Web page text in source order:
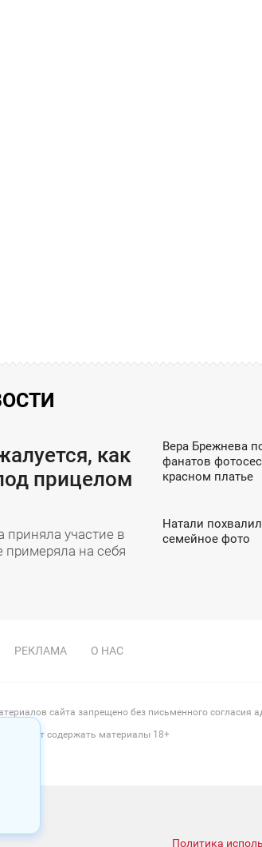
как
прицелом
участие в
примеряла на себя
Вера Брежнева
фанатов
красном платье
Натали
семейное фото
РЕКЛАМА О НАС
сайта запрещено без письменного согласия
может содержать материалы 18+
Политика